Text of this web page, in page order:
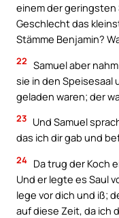
einem der geringsten
Geschlecht das
Stämme Benjamin?
22 Samuel aber
sie in den
geladen waren; der
23 Und Samuel
das ich dir gab und
24 Da trug der Koch
Und er legte es Saul
lege vor dich und iß;
auf diese Zeit, da ich